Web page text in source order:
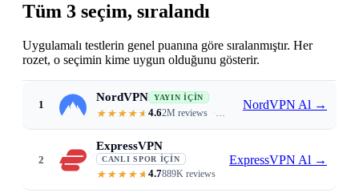
Tüm 3 seçim, sıralandı
Uygulamalı testlerin genel puanına göre sıralanmıştır. Her
rozet, o seçimin kime uygun olduğunu gösterir.
1
NordVPN YAYIN İÇIN
4.62M reviews 340 Mbps on WireGuard · 9,000+
NordVPN Al →
2
ExpressVPN
CANLI SPOR İÇIN
4.7889K reviews
ExpressVPN Al →